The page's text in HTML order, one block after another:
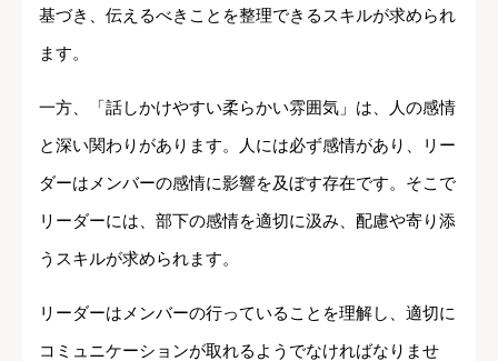
基づき、伝えるべきことを整理できるスキルが求められ
ます。
一方、「話しかけやすい柔らかい雰囲気」は、人の感情
と深い関わりがあります。人には必ず感情があり、リー
ダーはメンバーの感情に影響を及ぼす存在です。そこで
リーダーには、部下の感情を適切に汲み、配慮や寄り添
うスキルが求められます。
リーダーはメンバーの行っていることを理解し、適切に
コミュニケーションが取れるようでなければなりませ